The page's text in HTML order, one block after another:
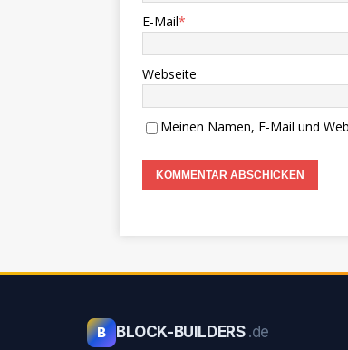
E-Mail*
Webseite
Meinen Namen, E-Mail und
B BLOCK-BUILDERS .de